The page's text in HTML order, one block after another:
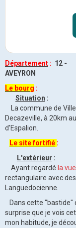
Département : 12 -
AVEYRON
Le bourg :
Situation :
La commune de
Decazeville, à 20km
d'Espalion.
Le site fortifié :
L'extérieur :
Ayant regardé la
rectangulaire avec
Languedocienne.
Dans cette "bastide"
surprise que je vois
mon habitude, je